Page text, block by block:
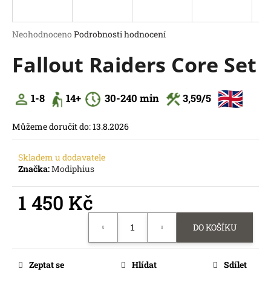
Průměrné
produktu
je
Neohodnoceno Podrobnosti hodnocení
Fallout Raiders Core Set
1-8 14+ 30-240 min 3,59/5
Můžeme doručit do:13.8.2026
Skladem u dodavatele
Značka:Modiphius
1 450 Kč
DO KOŠÍKU
Zeptat se Hlídat Sdílet
j
t
?
HLEDAT
D
o
p
o
u